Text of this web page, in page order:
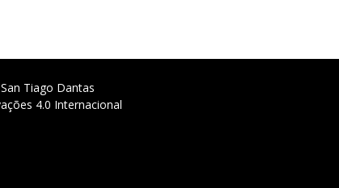
Tiago Dantas
4.0 Internacional